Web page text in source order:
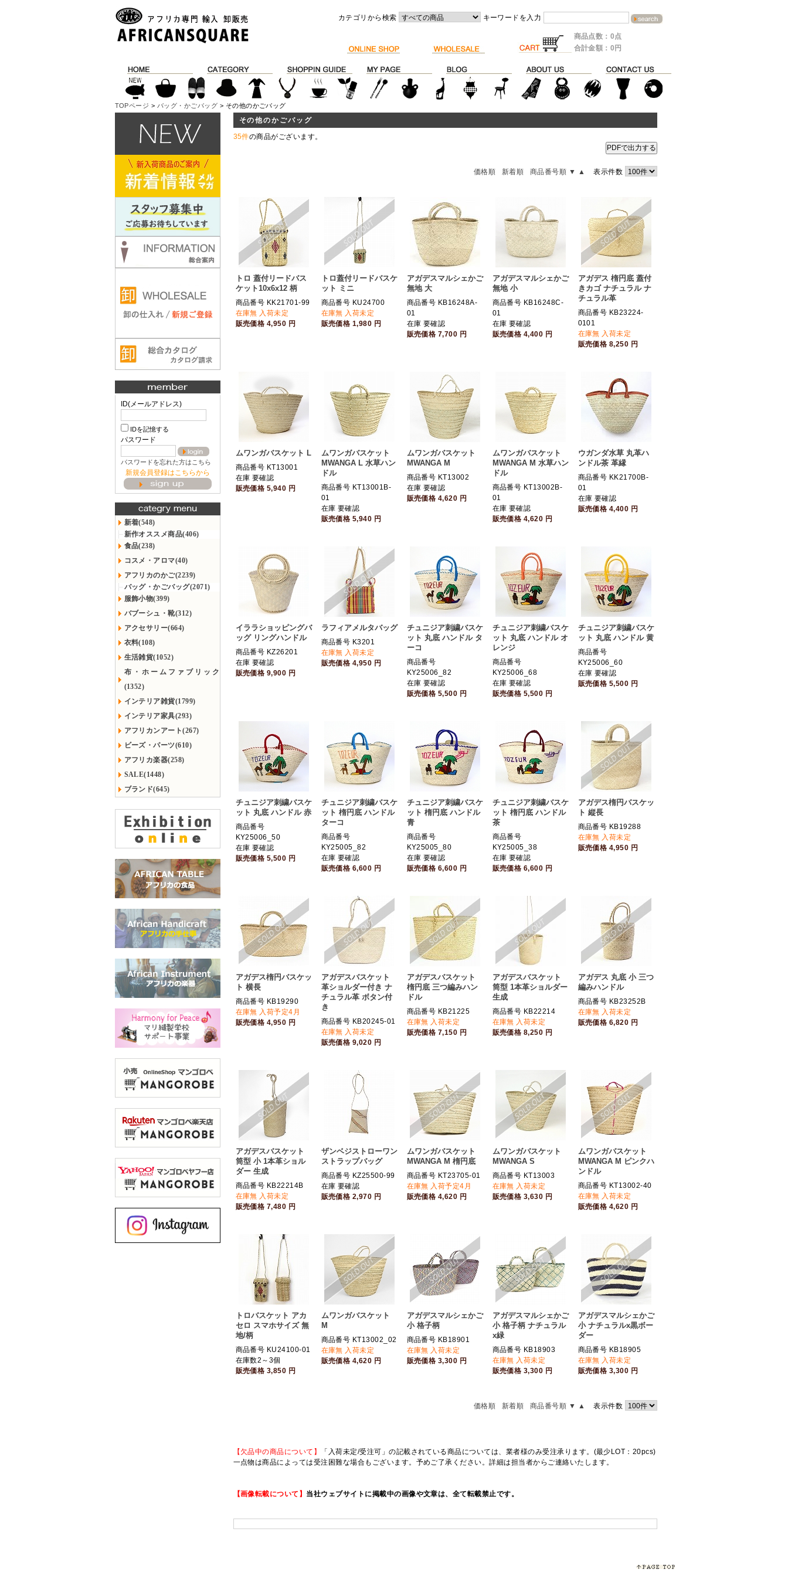
カテゴリから検索 キーワードを入力
商品点数：0点
合計金額：0円
TOPページ > バッグ・かごバッグ > その他のかごバッグ
ID(メールアドレス)
IDを記憶する
パスワード
パスワードを忘れた方はこちら
新規会員登録はこちらから
新着(548)
新作オススメ商品(406)
食品(238)
コスメ・アロマ(40)
アフリカのかご(2239)
バッグ・かごバッグ(2071)
服飾小物(399)
バブーシュ・靴(312)
アクセサリー(664)
衣料(108)
生活雑貨(1052)
布・ホームファブリック
(1352)
インテリア雑貨(1799)
インテリア家具(293)
アフリカンアート(267)
ビーズ・パーツ(610)
アフリカ楽器(258)
SALE(1448)
ブランド(645)
その他のかごバッグ
35件の商品がございます。
PDFで出力する
価格順 新着順 商品番号順 ▼ ▲ 表示件数
トロ 蓋付リードバス
ケット10x6x12 柄
商品番号 KK21701-99
在庫無 入荷未定
販売価格 4,950 円
トロ蓋付リードバスケ
ット ミニ
商品番号 KU24700
在庫無 入荷未定
販売価格 1,980 円
アガデスマルシェかご
無地 大
商品番号 KB16248A-
01
在庫 要確認
販売価格 7,700 円
アガデスマルシェかご
無地 小
商品番号 KB16248C-
01
在庫 要確認
販売価格 4,400 円
アガデス 楕円底 蓋付
きカゴ ナチュラル ナ
チュラル革
商品番号 KB23224-
0101
在庫無 入荷未定
販売価格 8,250 円
ムワンガバスケット L
商品番号 KT13001
在庫 要確認
販売価格 5,940 円
ムワンガバスケット
MWANGA L 水草ハン
ドル
商品番号 KT13001B-
01
在庫 要確認
販売価格 5,940 円
ムワンガバスケット
MWANGA M
商品番号 KT13002
在庫 要確認
販売価格 4,620 円
ムワンガバスケット
MWANGA M 水草ハン
ドル
商品番号 KT13002B-
01
在庫 要確認
販売価格 4,620 円
ウガンダ水草 丸革ハ
ンドル茶 革縁
商品番号 KK21700B-
01
在庫 要確認
販売価格 4,400 円
イララショッピングバ
ッグ リングハンドル
商品番号 KZ26201
在庫 要確認
販売価格 9,900 円
ラフィアメルタバッグ
商品番号 K3201
在庫無 入荷未定
販売価格 4,950 円
チュニジア刺繍バスケ
ット 丸底 ハンドル タ
ーコ
商品番号
KY25006_82
在庫 要確認
販売価格 5,500 円
チュニジア刺繍バスケ
ット 丸底 ハンドル オ
レンジ
商品番号
KY25006_68
在庫 要確認
販売価格 5,500 円
チュニジア刺繍バスケ
ット 丸底 ハンドル 黄
商品番号
KY25006_60
在庫 要確認
販売価格 5,500 円
チュニジア刺繍バスケ
ット 丸底 ハンドル 赤
商品番号
KY25006_50
在庫 要確認
販売価格 5,500 円
チュニジア刺繍バスケ
ット 楕円底 ハンドル
ターコ
商品番号
KY25005_82
在庫 要確認
販売価格 6,600 円
チュニジア刺繍バスケ
ット 楕円底 ハンドル
青
商品番号
KY25005_80
在庫 要確認
販売価格 6,600 円
チュニジア刺繍バスケ
ット 楕円底 ハンドル
茶
商品番号
KY25005_38
在庫 要確認
販売価格 6,600 円
アガデス楕円バスケッ
ト 縦長
商品番号 KB19288
在庫無 入荷未定
販売価格 4,950 円
アガデス楕円バスケッ
ト 横長
商品番号 KB19290
在庫無 入荷予定4月
販売価格 4,950 円
アガデスバスケット
革ショルダー付き ナ
チュラル革 ボタン付
き
商品番号 KB20245-01
在庫無 入荷未定
販売価格 9,020 円
アガデスバスケット
楕円底 三つ編みハン
ドル
商品番号 KB21225
在庫無 入荷未定
販売価格 7,150 円
アガデスバスケット
筒型 1本革ショルダー
生成
商品番号 KB22214
在庫無 入荷未定
販売価格 8,250 円
アガデス 丸底 小 三つ
編みハンドル
商品番号 KB23252B
在庫無 入荷未定
販売価格 6,820 円
アガデスバスケット
筒型 小 1本革ショル
ダー 生成
商品番号 KB22214B
在庫無 入荷未定
販売価格 7,480 円
ザンベジストローワン
ストラップバッグ
商品番号 KZ25500-99
在庫 要確認
販売価格 2,970 円
ムワンガバスケット
MWANGA M 楕円底
商品番号 KT23705-01
在庫無 入荷予定4月
販売価格 4,620 円
ムワンガバスケット
MWANGA S
商品番号 KT13003
在庫無 入荷未定
販売価格 3,630 円
ムワンガバスケット
MWANGA M ピンクハ
ンドル
商品番号 KT13002-40
在庫無 入荷未定
販売価格 4,620 円
トロバスケット アカ
セロ スマホサイズ 無
地/柄
商品番号 KU24100-01
在庫数2～3個
販売価格 3,850 円
ムワンガバスケット
M
商品番号 KT13002_02
在庫無 入荷未定
販売価格 4,620 円
アガデスマルシェかご
小 格子柄
商品番号 KB18901
在庫無 入荷未定
販売価格 3,300 円
アガデスマルシェかご
小 格子柄 ナチュラル
x緑
商品番号 KB18903
在庫無 入荷未定
販売価格 3,300 円
アガデスマルシェかご
小 ナチュラルx黒ボー
ダー
商品番号 KB18905
在庫無 入荷未定
販売価格 3,300 円
価格順 新着順 商品番号順 ▼ ▲ 表示件数
【欠品中の商品について】
「入荷未定/受注可」の記載されている商品については、業者様のみ受注承ります。(最少LOT：20pcs)
一点物は商品によっては受注困難な場合もございます。予めご了承ください。詳細は担当者からご連絡いたします。
【画像転載について】 当社ウェブサイトに掲載中の画像や文章は、全て転載禁止です。